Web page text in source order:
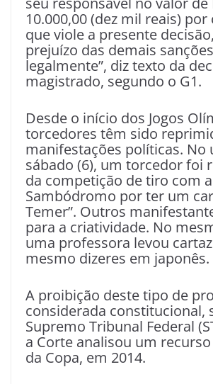
10.000,00 (dez mil reais) por
que viole a presente
prejuízo das demais
legalmente”, diz texto da
magistrado, segundo o G1.
Desde o início dos Jogos
torcedores têm sido
manifestações políticas. No
sábado (6), um torcedor foi
da competição de tiro com
Sambódromo por ter um
Temer”. Outros
para a criatividade. No
uma professora levou
mesmo dizeres em japonês.
A proibição deste tipo de
considerada constitucional,
Supremo Tribunal Federal
a Corte analisou um
da Copa, em 2014.